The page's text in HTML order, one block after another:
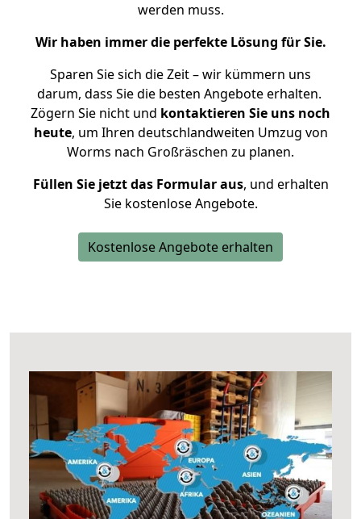
werden muss.
Wir haben immer die perfekte Lösung für Sie.
Sparen Sie sich die Zeit – wir kümmern uns
darum, dass Sie die besten Angebote erhalten.
Zögern Sie nicht und kontaktieren Sie uns noch
heute, um Ihren deutschlandweiten Umzug von
Worms nach Großräschen zu planen.
Füllen Sie jetzt das Formular aus, und erhalten
Sie kostenlose Angebote.
Kostenlose Angebote erhalten